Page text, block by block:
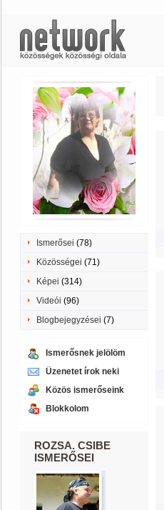
Ismerősei (78)
Közösségei (71)
Képei (314)
Videói (96)
Blogbejegyzései (7)
Ismerősnek jelölöm
Üzenetet írok neki
Közös ismerőseink
Blokkolom
ROZSA. CSIBE
ISMERŐSEI